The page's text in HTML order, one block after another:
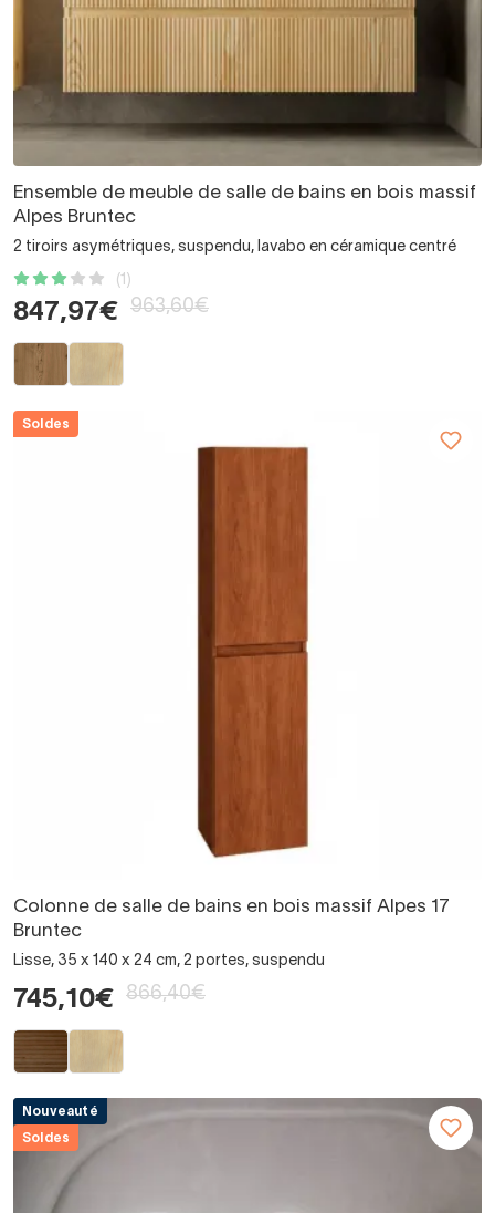
Ensemble de meuble de salle de bains en bois massif
Alpes Bruntec
2 tiroirs asymétriques, suspendu, lavabo en céramique centré
(1)
847,97€ 963,60€
Soldes
Colonne de salle de bains en bois massif Alpes 17
Bruntec
Lisse, 35 x 140 x 24 cm, 2 portes, suspendu
745,10€ 866,40€
Nouveauté
Soldes